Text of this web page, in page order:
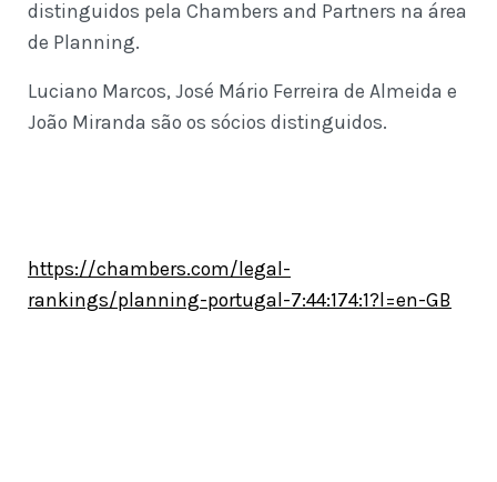
distinguidos pela Chambers and Partners na área
de Planning.
Luciano Marcos, José Mário Ferreira de Almeida e
João Miranda são os sócios distinguidos.
https://chambers.com/legal-
rankings/planning-portugal-7:44:174:1?l=en-GB